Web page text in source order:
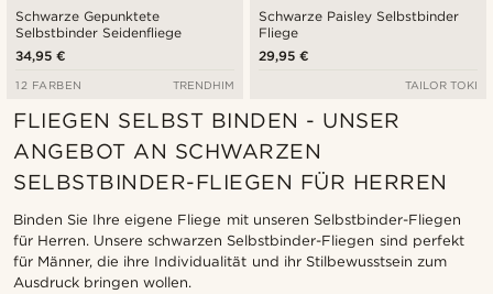
Schwarze Gepunktete
Selbstbinder Seidenfliege
34,95 €
12 FARBEN TRENDHIM
Schwarze Paisley Selbstbinder
Fliege
29,95 €
TAILOR TOKI
FLIEGEN SELBST BINDEN - UNSER
ANGEBOT AN SCHWARZEN
SELBSTBINDER-FLIEGEN FÜR HERREN
Binden Sie Ihre eigene Fliege mit unseren Selbstbinder-Fliegen
für Herren. Unsere schwarzen Selbstbinder-Fliegen sind perfekt
für Männer, die ihre Individualität und ihr Stilbewusstsein zum
Ausdruck bringen wollen.